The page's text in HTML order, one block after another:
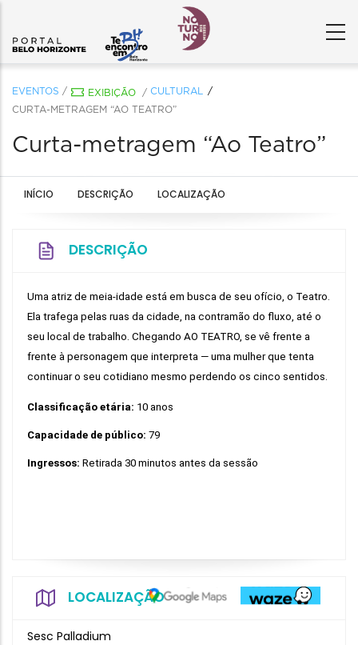
EVENTOS / EXIBIÇÃO / CULTURAL
CURTA-METRAGEM “AO TEATRO”
Curta-metragem “Ao Teatro”
INÍCIO DESCRIÇÃO LOCALIZAÇÃO
DESCRIÇÃO
Uma atriz de meia-idade está em busca de seu ofício, o Teatro.
Ela trafega pelas ruas da cidade, na contramão do fluxo, até o
seu local de trabalho. Chegando AO TEATRO, se vê frente a
frente à personagem que interpreta — uma mulher que tenta
continuar o seu cotidiano mesmo perdendo os cinco sentidos.
Classificação etária: 10 anos
Capacidade de público: 79
Ingressos: Retirada 30 minutos antes da sessão
LOCALIZAÇÃO
Sesc Palladium